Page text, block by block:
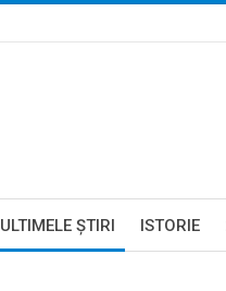
ULTIMELE ŞTIRI ISTORIE